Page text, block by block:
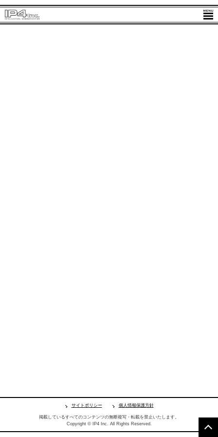
サイトポリシー 個人情報保護方針
掲載しているすべてのコンテンツの無断複写・転載を禁止いたします。
Copyright © IP4 Inc. All Rights Reserved.